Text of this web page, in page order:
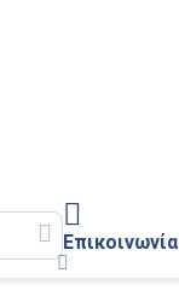
Επικοινωνία